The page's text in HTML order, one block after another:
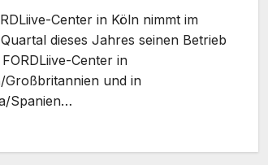
Center in Köln nimmt im
dieses Jahres seinen Betrieb
Center in
Großbritannien und in
Spanien…